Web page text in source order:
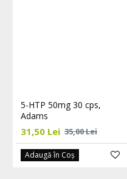
5-HTP 50mg 30 cps,
Adams
31,50 Lei 35,00 Lei
Adaugă în Coş